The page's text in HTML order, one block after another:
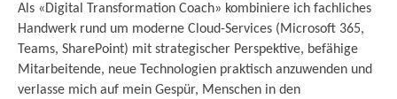
Als «Digital Transformation Coach» kombiniere ich fachliches
Handwerk rund um moderne Cloud-Services (Microsoft 365,
Teams, SharePoint) mit strategischer Perspektive, befähige
Mitarbeitende, neue Technologien praktisch anzuwenden und
verlasse mich auf mein Gespür, Menschen in den